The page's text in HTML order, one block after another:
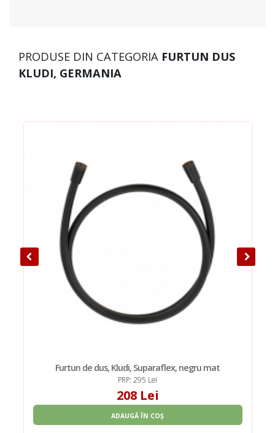
PRODUSE DIN CATEGORIA FURTUN DUS
KLUDI, GERMANIA
Furtun de dus, Kludi, Suparaflex, negru mat
PRP: 295 Lei
208 Lei
ADAUGĂ ÎN COȘ